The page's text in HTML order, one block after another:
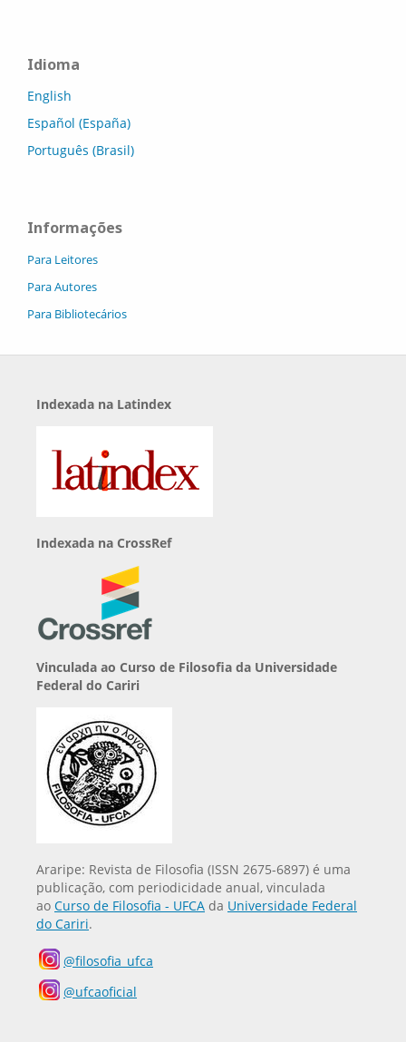
Idioma
English
Español (España)
Português (Brasil)
Informações
Para Leitores
Para Autores
Para Bibliotecários
Indexada na Latindex
Indexada na CrossRef
Vinculada ao Curso de Filosofia da Universidade
Federal do Cariri
Araripe: Revista de Filosofia (ISSN 2675-6897) é uma
publicação, com periodicidade anual, vinculada
ao Curso de Filosofia - UFCA da Universidade Federal
do Cariri.
@filosofia_ufca
@ufcaoficial